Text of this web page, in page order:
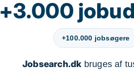
+3.000
+100.000 jobsøgere
Jobsearch.dkbruges af